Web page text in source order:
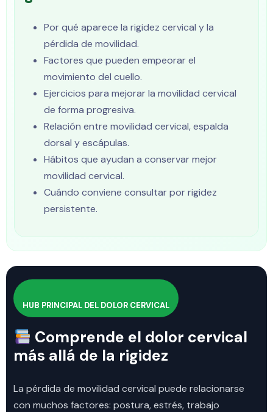
Por qué aparece la rigidez cervical y la
pérdida de movilidad.
Factores que pueden empeorar el
movimiento del cuello.
Ejercicios para mejorar la movilidad cervical
de forma progresiva.
Relación entre movilidad cervical, espalda
dorsal y escápulas.
Hábitos que ayudan a conservar mejor
movilidad cervical.
Cuándo conviene consultar por rigidez
persistente.
HUB PRINCIPAL DEL DOLOR CERVICAL
Comprende el dolor cervical
más allá de la rigidez
La pérdida de movilidad cervical puede relacionarse
con muchos factores: postura, estrés, trabajo